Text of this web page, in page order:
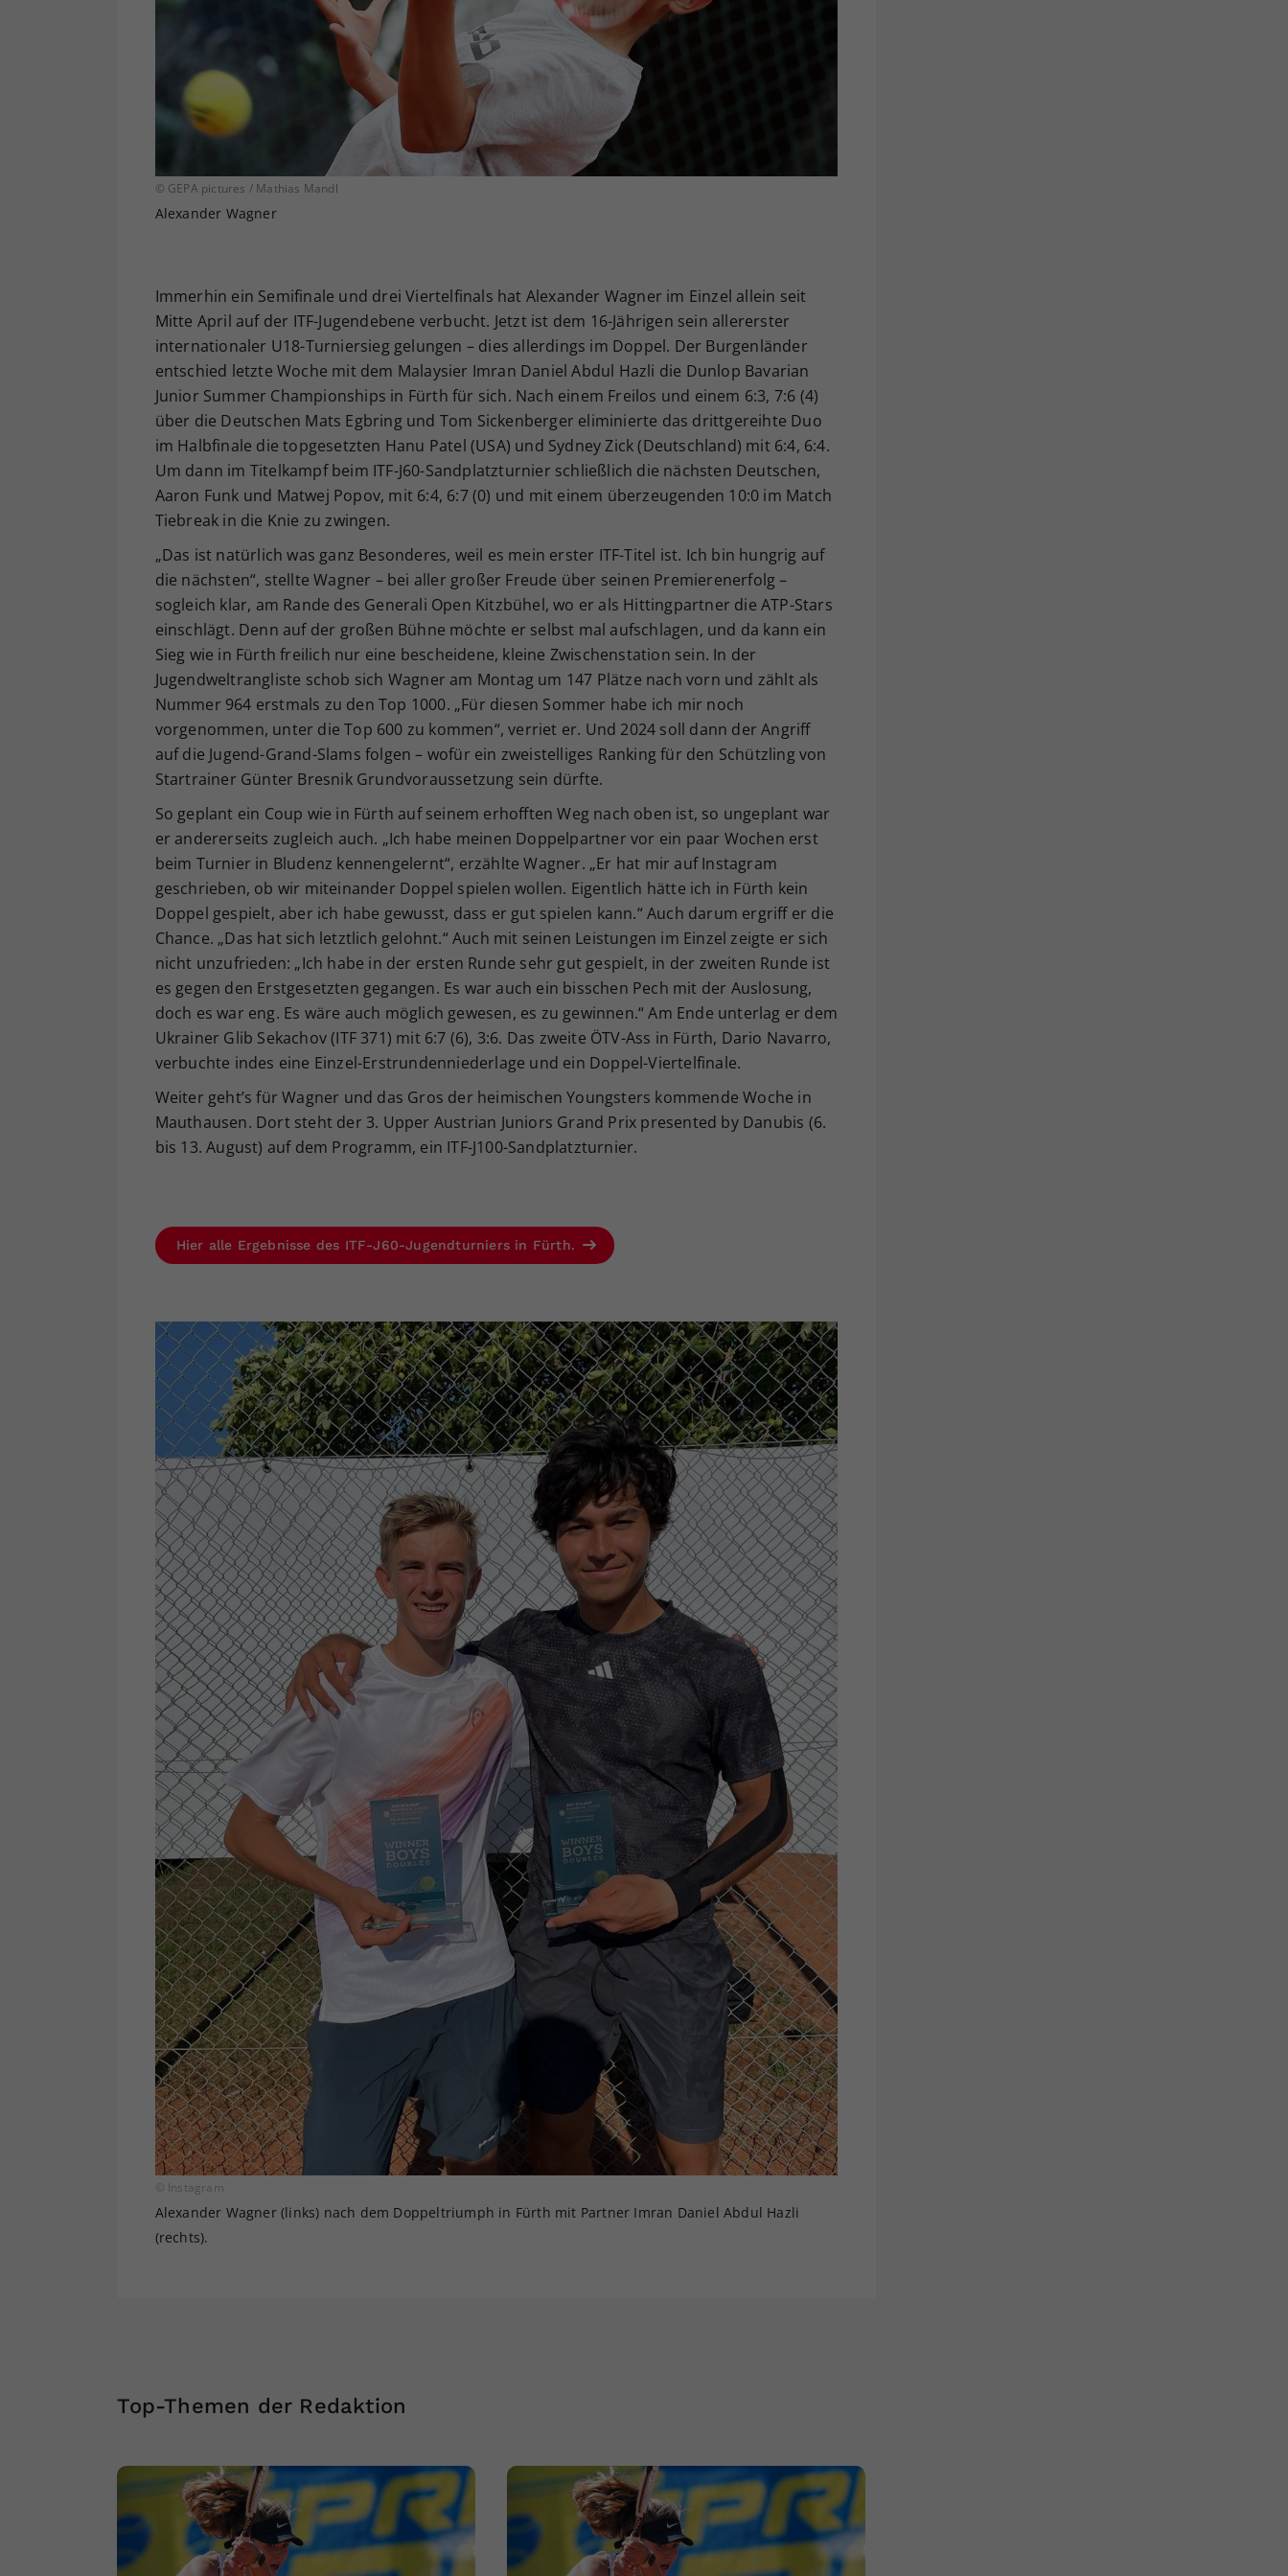
© GEPA pictures / Mathias Mandl
Alexander Wagner
Immerhin ein Semifinale und drei Viertelfinals hat Alexander Wagner im Einzel allein seit
Mitte April auf der ITF-Jugendebene verbucht. Jetzt ist dem 16-Jährigen sein allererster
internationaler U18-Turniersieg gelungen – dies allerdings im Doppel. Der Burgenländer
entschied letzte Woche mit dem Malaysier Imran Daniel Abdul Hazli die Dunlop Bavarian
Junior Summer Championships in Fürth für sich. Nach einem Freilos und einem 6:3, 7:6 (4)
über die Deutschen Mats Egbring und Tom Sickenberger eliminierte das drittgereihte Duo
im Halbfinale die topgesetzten Hanu Patel (USA) und Sydney Zick (Deutschland) mit 6:4, 6:4.
Um dann im Titelkampf beim ITF-J60-Sandplatzturnier schließlich die nächsten Deutschen,
Aaron Funk und Matwej Popov, mit 6:4, 6:7 (0) und mit einem überzeugenden 10:0 im Match
Tiebreak in die Knie zu zwingen.
„Das ist natürlich was ganz Besonderes, weil es mein erster ITF-Titel ist. Ich bin hungrig auf
die nächsten“, stellte Wagner – bei aller großer Freude über seinen Premierenerfolg –
sogleich klar, am Rande des Generali Open Kitzbühel, wo er als Hittingpartner die ATP-Stars
einschlägt. Denn auf der großen Bühne möchte er selbst mal aufschlagen, und da kann ein
Sieg wie in Fürth freilich nur eine bescheidene, kleine Zwischenstation sein. In der
Jugendweltrangliste schob sich Wagner am Montag um 147 Plätze nach vorn und zählt als
Nummer 964 erstmals zu den Top 1000. „Für diesen Sommer habe ich mir noch
vorgenommen, unter die Top 600 zu kommen“, verriet er. Und 2024 soll dann der Angriff
auf die Jugend-Grand-Slams folgen – wofür ein zweistelliges Ranking für den Schützling von
Startrainer Günter Bresnik Grundvoraussetzung sein dürfte.
So geplant ein Coup wie in Fürth auf seinem erhofften Weg nach oben ist, so ungeplant war
er andererseits zugleich auch. „Ich habe meinen Doppelpartner vor ein paar Wochen erst
beim Turnier in Bludenz kennengelernt“, erzählte Wagner. „Er hat mir auf Instagram
geschrieben, ob wir miteinander Doppel spielen wollen. Eigentlich hätte ich in Fürth kein
Doppel gespielt, aber ich habe gewusst, dass er gut spielen kann.“ Auch darum ergriff er die
Chance. „Das hat sich letztlich gelohnt.“ Auch mit seinen Leistungen im Einzel zeigte er sich
nicht unzufrieden: „Ich habe in der ersten Runde sehr gut gespielt, in der zweiten Runde ist
es gegen den Erstgesetzten gegangen. Es war auch ein bisschen Pech mit der Auslosung,
doch es war eng. Es wäre auch möglich gewesen, es zu gewinnen.“ Am Ende unterlag er dem
Ukrainer Glib Sekachov (ITF 371) mit 6:7 (6), 3:6. Das zweite ÖTV-Ass in Fürth, Dario Navarro,
verbuchte indes eine Einzel-Erstrundenniederlage und ein Doppel-Viertelfinale.
Weiter geht’s für Wagner und das Gros der heimischen Youngsters kommende Woche in
Mauthausen. Dort steht der 3. Upper Austrian Juniors Grand Prix presented by Danubis (6.
bis 13. August) auf dem Programm, ein ITF-J100-Sandplatzturnier.
Hier alle Ergebnisse des ITF-J60-Jugendturniers in Fürth.
© Instagram
Alexander Wagner (links) nach dem Doppeltriumph in Fürth mit Partner Imran Daniel Abdul Hazli
(rechts).
Top-Themen der Redaktion
Ihrer vorgenommen Einstellungen, falls der
Webseiten-Betreiber dies eingestellt hat.